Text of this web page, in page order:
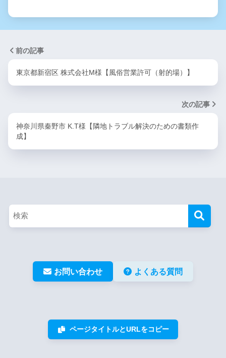
前の記事
東京都新宿区 株式会社M様【風俗営業許可（射的場）】
次の記事
神奈川県秦野市 K.T様【隣地トラブル解決のための書類作
成】
お問い合わせ よくある質問
ページタイトルとURLをコピー